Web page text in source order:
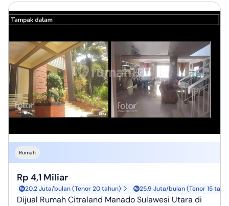
Rumah
Rp 4,1 Miliar
20,2 Juta/bulan (Tenor 20 tahun) 25,9 Juta/bulan (Tenor 15
Dijual Rumah Citraland Manado Sulawesi Utara di